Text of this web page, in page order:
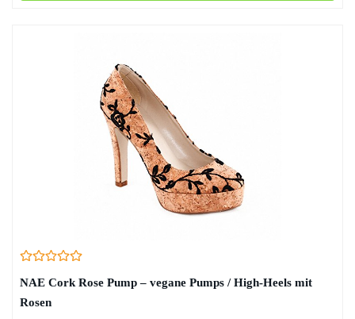
NAE Cork Rose Pump – vegane Pumps / High-Heels mit
Rosen